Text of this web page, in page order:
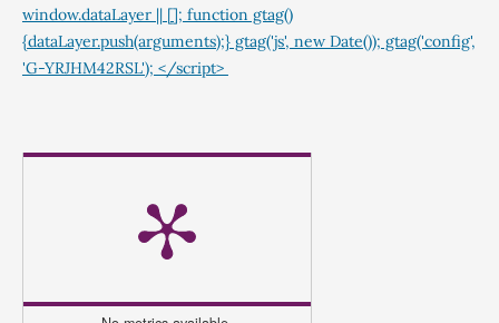
window.dataLayer || []; function gtag()
{dataLayer.push(arguments);} gtag('js', new Date()); gtag('config',
'G-YRJHM42RSL'); </script>